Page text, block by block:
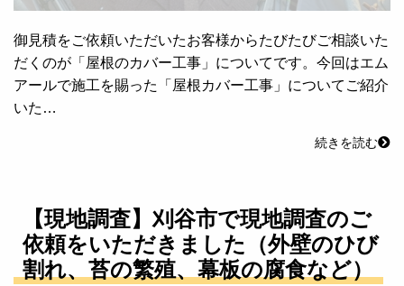
御見積をご依頼いただいたお客様からたびたびご相談いた
だくのが「屋根のカバー工事」についてです。今回はエム
アールで施工を賜った「屋根カバー工事」についてご紹介
いた…
続きを読む
【現地調査】刈谷市で現地調査のご
依頼をいただきました（外壁のひび
割れ、苔の繁殖、幕板の腐食など）